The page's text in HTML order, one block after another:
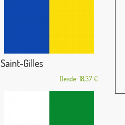
Saint-Gilles
Desde: 18,37 €